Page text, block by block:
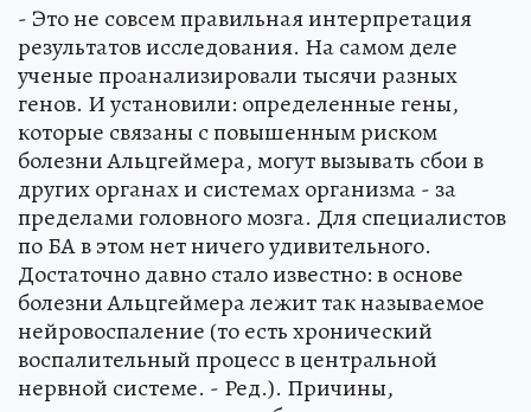
- Это не совсем правильная интерпретация
результатов исследования. На самом деле
ученые проанализировали тысячи разных
генов. И установили: определенные гены,
которые связаны с повышенным риском
болезни Альцгеймера, могут вызывать сбои в
других органах и системах организма - за
пределами головного мозга. Для специалистов
по БА в этом нет ничего удивительного.
Достаточно давно стало известно: в основе
болезни Альцгеймера лежит так называемое
нейровоспаление (то есть хронический
воспалительный процесс в центральной
нервной системе. - Ред.). Причины,